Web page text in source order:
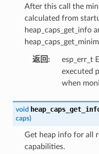
After this call the
calculated from
heap_caps_get_info
返回 :
esp_err_t
executed
when
void
caps)
Get heap info for all
capabilities.